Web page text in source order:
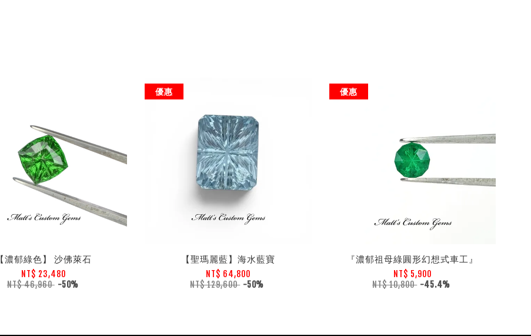
【濃郁綠色】 沙佛萊石
NT$ 23,480
NT$ 46,960 -50%
優惠
【聖瑪麗藍】海水藍寶
NT$ 64,800
NT$ 129,600 -50%
優惠
『濃郁祖母綠圓形幻想式車工』
NT$ 5,900
NT$ 10,800 -45.4%